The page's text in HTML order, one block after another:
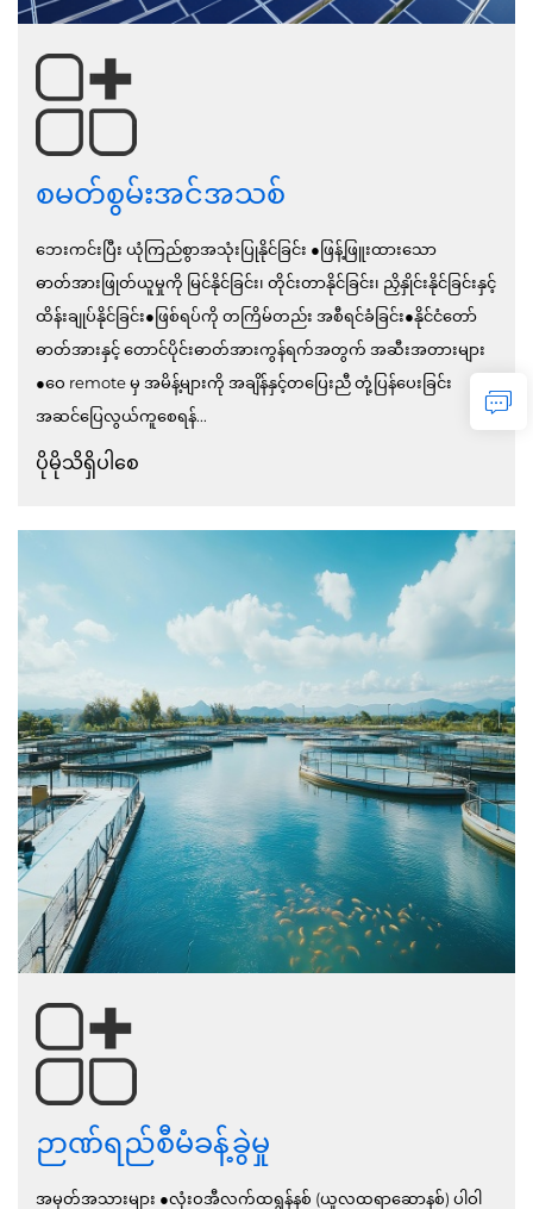
စမတ်စွမ်းအင်အသစ်
ဘေးကင်းပြီး ယုံကြည်စွာအသုံးပြုနိုင်ခြင်း ●ဖြန့်ဖြူးထားသော
ဓာတ်အားဖြုတ်ယူမှုကို မြင်နိုင်ခြင်း၊ တိုင်းတာနိုင်ခြင်း၊ ညှိနှိုင်းနိုင်ခြင်းနှင့်
ထိန်းချုပ်နိုင်ခြင်း●ဖြစ်ရပ်ကို တကြိမ်တည်း အစီရင်ခံခြင်း●နိုင်ငံတော်
ဓာတ်အားနှင့် တောင်ပိုင်းဓာတ်အားကွန်ရက်အတွက် အဆီးအတားများ
●ဝေ remote မှ အမိန့်များကို အချိန်နှင့်တပြေးညီ တုံ့ပြန်ပေးခြင်း
အဆင်ပြေလွယ်ကူစေရန်...
ပိုမိုသိရှိပါစေ
ဉာဏ်ရည်စီမံခန့်ခွဲမှု
အမှတ်အသားများ ●လုံးဝအီလက်ထရွန်နစ် (ယူလထရာဆောနစ်) ပါဝါ